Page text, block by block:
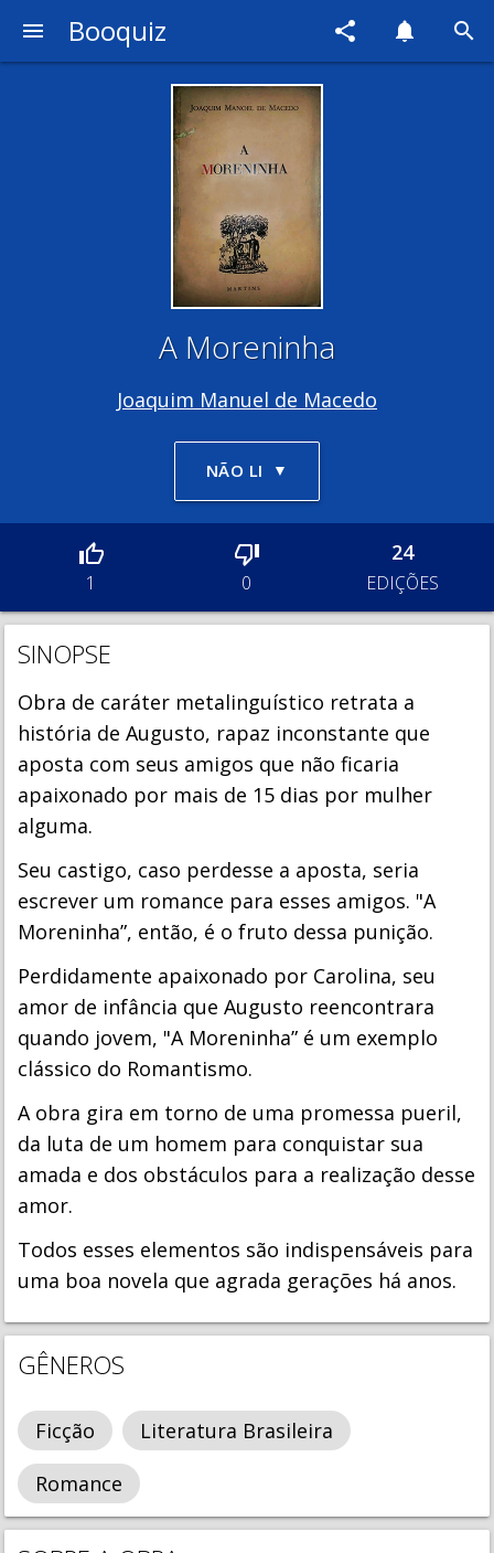
menu Booquiz share notifications search
A Moreninha
Joaquim Manuel de Macedo
NÃO LI
1 0
24
EDIÇÕES
SINOPSE
Obra de caráter metalinguístico retrata a
história de Augusto, rapaz inconstante que
aposta com seus amigos que não ficaria
apaixonado por mais de 15 dias por mulher
alguma.
Seu castigo, caso perdesse a aposta, seria
escrever um romance para esses amigos. "A
Moreninha”, então, é o fruto dessa punição.
Perdidamente apaixonado por Carolina, seu
amor de infância que Augusto reencontrara
quando jovem, "A Moreninha” é um exemplo
clássico do Romantismo.
A obra gira em torno de uma promessa pueril,
da luta de um homem para conquistar sua
amada e dos obstáculos para a realização desse
amor.
Todos esses elementos são indispensáveis para
uma boa novela que agrada gerações há anos.
GÊNEROS
Ficção
Literatura Brasileira
Romance